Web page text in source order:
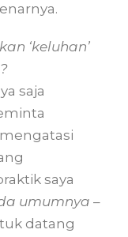
‘keluhan’
saja
saya
umumnya –
datang